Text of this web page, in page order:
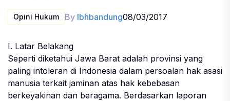
Opini Hukum By lbhbandung08/03/2017
I. Latar Belakang
Seperti diketahui Jawa Barat adalah provinsi yang
paling intoleran di Indonesia dalam persoalan hak asasi
manusia terkait jaminan atas hak kebebasan
berkeyakinan dan beragama. Berdasarkan laporan